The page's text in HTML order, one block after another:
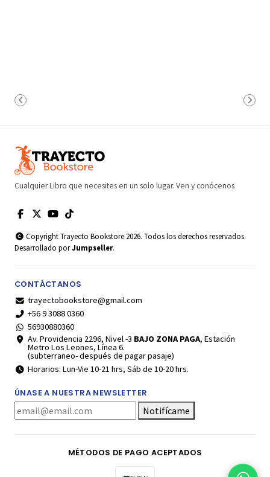
Cualquier Libro que necesites en un solo lugar. Ven y conócenos
Copyright Trayecto Bookstore 2026. Todos los derechos reservados.
Desarrollado porJumpseller.
CONTÁCTANOS
trayectobookstore@gmail.com
+56 9 3088 0360
56930880360
Av. Providencia 2296, Nivel -3 BAJO ZONA PAGA, Estación
Metro Los Leones, Línea 6.
(subterraneo- después de pagar pasaje)
Horarios: Lun-Vie 10-21 hrs, Sáb de 10-20 hrs.
ÚNASE A NUESTRA NEWSLETTER
Notifícame
MÉTODOS DE PAGO ACEPTADOS